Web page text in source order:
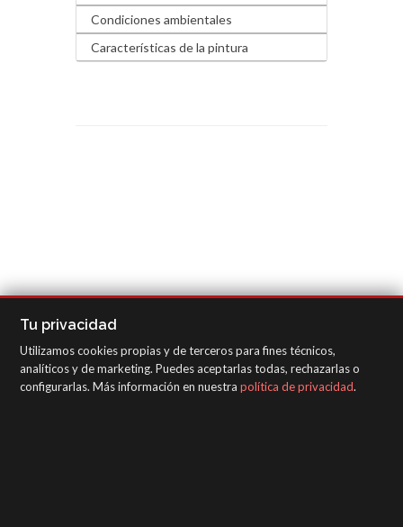
Condiciones ambientales
Características de la pintura
Tu privacidad
Utilizamos cookies propias y de terceros para fines técnicos,
analíticos y de marketing. Puedes aceptarlas todas, rechazarlas o
configurarlas. Más información en nuestra política de privacidad.